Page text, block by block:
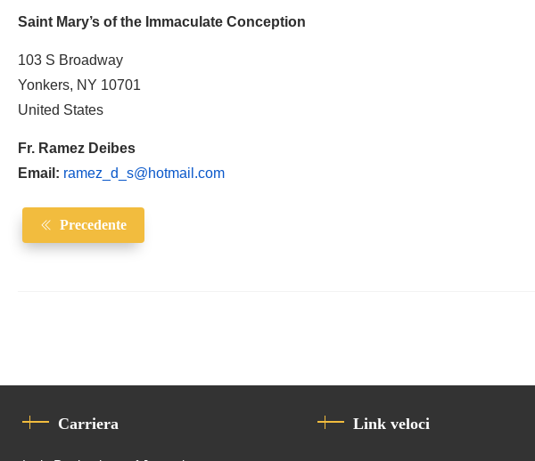
Saint Mary’s of the Immaculate Conception
103 S Broadway
Yonkers, NY 10701
United States
Fr. Ramez Deibes
Email:ramez_d_s@hotmail.com
Precedente
Carriera Link veloci